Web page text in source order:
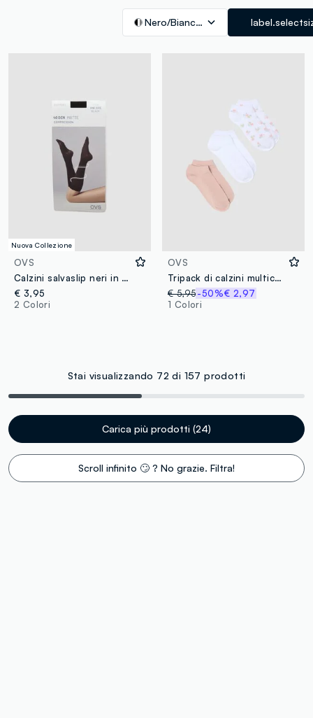
Nero/Bianco/Grigio
Nuova Collezione
OVS
Calzini salvaslip neri in tessuto elasticizzato
€ 3,95
2 Colori
OVS
Tripack di calzini multicolor in misto cotone organico
€ 5,95-50%€ 2,97
1 Colori
Stai visualizzando 72 di 157 prodotti
Carica più prodotti (24)
Scroll infinito 🙄 ? No grazie. Filtra!